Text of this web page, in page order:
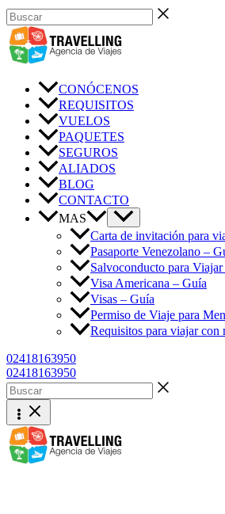
Ir
al
contenido
Buscar
CONÓCENOS
REQUISITOS
VUELOS
PAQUETES
SEGUROS
ALIADOS
BLOG
CONTACTO
MAS
Carta de invitación para
Pasaporte Venezolano –
Salvoconducto para
Visa Americana – Guía
Visas – Guía
Permiso de Viaje para
Requisitos para viajar con
02418163950
02418163950
Buscar